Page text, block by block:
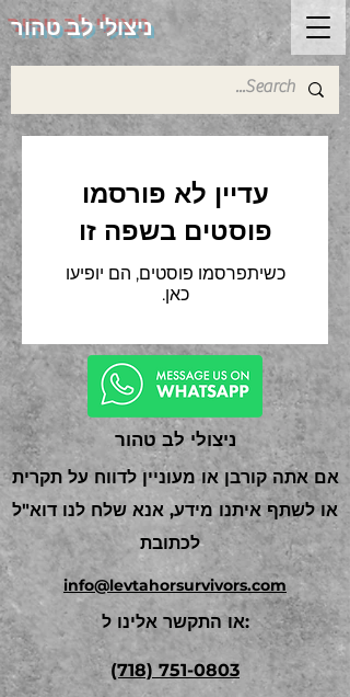
ניצולי לב טהור
עדיין לא פורסמו
פוסטים בשפה זו
כשיתפרסמו פוסטים, הם יופיעו
כאן.
ניצולי לב טהור
אם אתה קורבן או מעוניין לדווח על תקרית
או לשתף איתנו מידע, אנא שלח לנו דוא"ל
לכתובת
info@levtahorsurvivors.com
או התקשר אלינו ל:
(718) 751-0803